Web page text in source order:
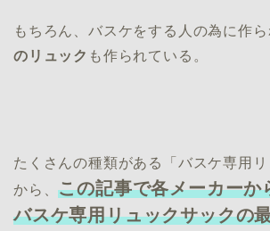
もちろん、バスケをする人の為に作
のリュック も作られている。
たくさんの種類がある「バスケ専用リ
から、この記事で各メーカーか
バスケ専用リュックサックの